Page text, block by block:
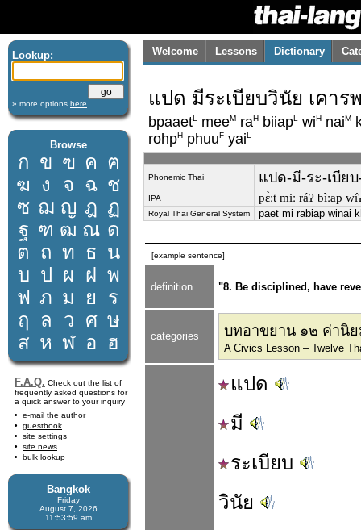
Lookup:
» more options here
Browse
ก ข ฃ ค ฅ
ฆ ง จ ฉ ช
ซ ฌ ญ ฎ ฏ
ฐ ฑ ฒ ณ ด
ต ถ ท ธ น
บ ป ผ ฝ พ
ฟ ภ ม ย
ร
ฤ
ล ว ศ ษ
ส ห ฬ อ ฮ
F.A.Q. Check out the list of
frequently asked questions for
a quick answer to your inquiry
e-mail the author
guestbook
site settings
site news
bulk lookup
Bangkok
Friday
August 7, 2026
11:53:59 am
Welcome Lessons Dictionary
แปด มีระเบียบวินัย เคา
bpaaetL meeM raH biiapL wiH naiM
rohpH phuuF yaiL
Phonemic Thai แปด-มี-ระ-เบีย
IPA pɛ̀ːt miː ráʔ bìːap
Royal Thai General System paet mi rabiap winai
[example sentence]
definition "8. Be disciplined, have
categories บทอาขยาน ๑๒ ค่านิ
A Civics Lesson – Twelve
แปด
มี
ระเบียบ
วินัย